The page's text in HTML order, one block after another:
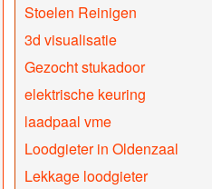
Stoelen Reinigen
3d visualisatie
Gezocht stukadoor
elektrische keuring
laadpaal vme
Loodgieter in Oldenzaal
Lekkage loodgieter